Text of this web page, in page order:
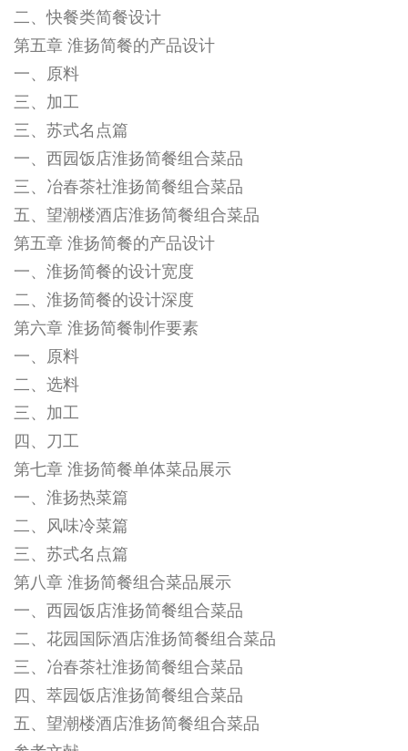
二、快餐类简餐设计
第五章 淮扬简餐的产品设计
一、原料
三、加工
三、苏式名点篇
一、西园饭店淮扬简餐组合菜品
三、冶春茶社淮扬简餐组合菜品
五、望潮楼酒店淮扬简餐组合菜品
第五章 淮扬简餐的产品设计
一、淮扬简餐的设计宽度
二、淮扬简餐的设计深度
第六章 淮扬简餐制作要素
一、原料
二、选料
三、加工
四、刀工
第七章 淮扬简餐单体菜品展示
一、淮扬热菜篇
二、风味冷菜篇
三、苏式名点篇
第八章 淮扬简餐组合菜品展示
一、西园饭店淮扬简餐组合菜品
二、花园国际酒店淮扬简餐组合菜品
三、冶春茶社淮扬简餐组合菜品
四、萃园饭店淮扬简餐组合菜品
五、望潮楼酒店淮扬简餐组合菜品